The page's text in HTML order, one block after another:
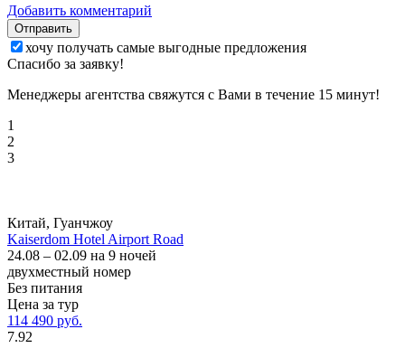
Добавить комментарий
Отправить
хочу получать самые выгодные предложения
Спасибо за заявку!
Менеджеры агентства свяжутся с Вами в течение 15 минут!
1
2
3
Китай, Гуанчжоу
Kaiserdom Hotel Airport Road
24.08 – 02.09 на 9 ночей
двухместный номер
Без питания
Цена за тур
114 490 руб.
7.92